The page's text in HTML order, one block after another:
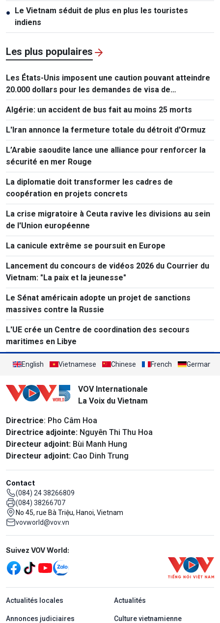
● Le Vietnam séduit de plus en plus les touristes
indiens
Les plus populaires
Les États-Unis imposent une caution pouvant atteindre
20.000 dollars pour les demandes de visa de
ressortissants de 50 pays
Algérie: un accident de bus fait au moins 25 morts
L'Iran annonce la fermeture totale du détroit d'Ormuz
L’Arabie saoudite lance une alliance pour renforcer la
sécurité en mer Rouge
La diplomatie doit transformer les cadres de
coopération en projets concrets
La crise migratoire à Ceuta ravive les divisions au sein
de l'Union européenne
La canicule extrême se poursuit en Europe
Lancement du concours de vidéos 2026 du Courrier du
Vietnam: "La paix et la jeunesse"
Le Sénat américain adopte un projet de sanctions
massives contre la Russie
L'UE crée un Centre de coordination des secours
maritimes en Libye
English Vietnamese Chinese French German
VOV Internationale
La Voix du Vietnam
Directrice: Pho Câm Hoa
Directrice adjointe: Nguyên Thi Thu Hoa
Directeur adjoint: Bùi Manh Hung
Directeur adjoint: Cao Dinh Trung
Contact
(084) 24 38266809
(084) 38266707
No 45, rue Bà Triệu, Hanoi, Vietnam
vovworld@vov.vn
Mạng xã hội
Suivez VOV World:
menu footer tiếng Pháp
Actualités locales Actualités
Annonces judiciaires Culture vietnamienne